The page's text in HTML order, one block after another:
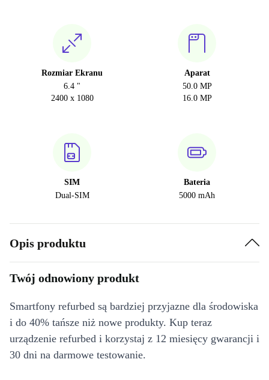
Rozmiar Ekranu
6.4 "
2400 x 1080
Aparat
50.0 MP
16.0 MP
SIM
Dual-SIM
Bateria
5000 mAh
Opis produktu
Twój odnowiony produkt
Smartfony refurbed są bardziej przyjazne dla środowiska
i do 40% tańsze niż nowe produkty. Kup teraz
urządzenie refurbed i korzystaj z 12 miesięcy gwarancji i
30 dni na darmowe testowanie.